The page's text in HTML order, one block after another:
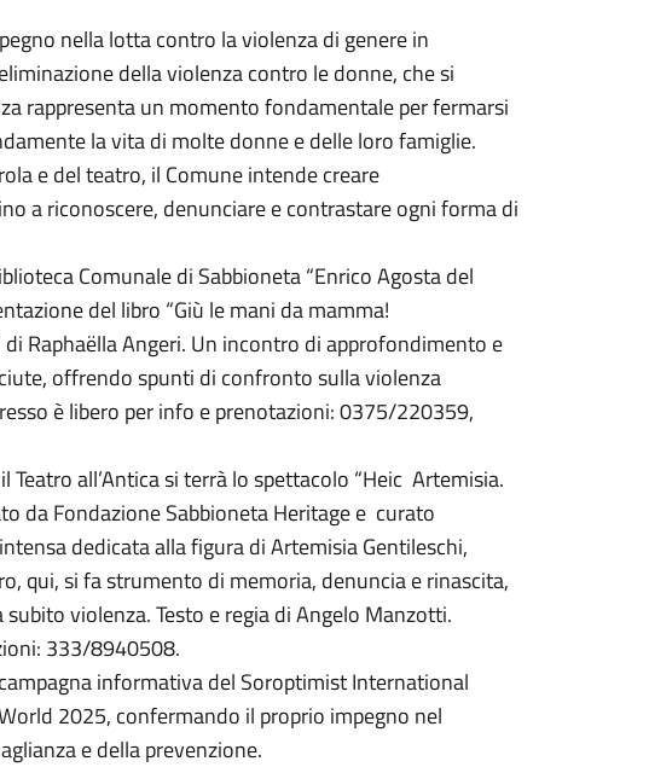
nella lotta contro la violenza di genere in
della violenza contro le donne, che si
rappresenta un momento fondamentale per fermarsi
la vita di molte donne e delle loro famiglie.
e del teatro, il Comune intende creare
a riconoscere, denunciare e contrastare ogni forma di
Comunale di Sabbioneta “Enrico Agosta del
del libro “Giù le mani da mamma!
Raphaëlla Angeri. Un incontro di approfondimento e
offrendo spunti di confronto sulla violenza
è libero per info e prenotazioni: 0375/220359,
Teatro all’Antica si terrà lo spettacolo “Heic Artemisia.
da Fondazione Sabbioneta Heritage e curato
dedicata alla figura di Artemisia Gentileschi,
qui, si fa strumento di memoria, denuncia e rinascita,
violenza. Testo e regia di Angelo Manzotti.
333/8940508.
informativa del Soroptimist International
2025, confermando il proprio impegno nel
e della prevenzione.